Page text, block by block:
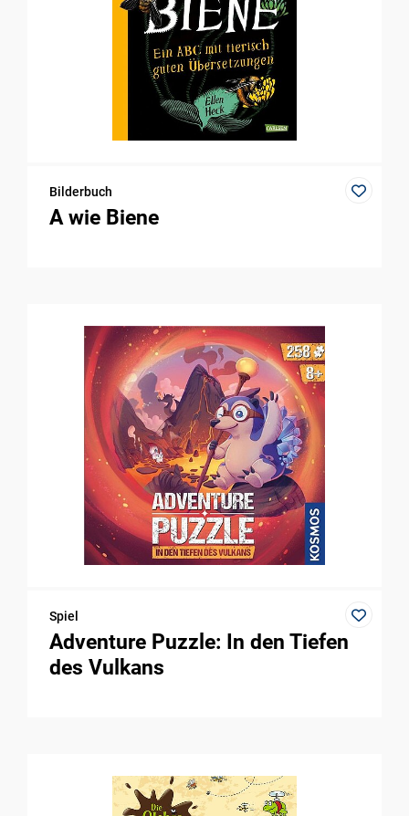
Bilderbuch
A wie Biene
Spiel
Adventure Puzzle: In den Tiefen
des Vulkans